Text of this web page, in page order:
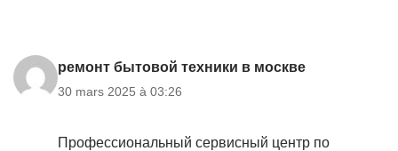
ремонт бытовой техники в москве
30 mars 2025 à 03:26
Профессиональный сервисный центр по